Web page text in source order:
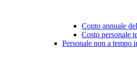
Conto annuale
Costo personale
Personale non a tempo